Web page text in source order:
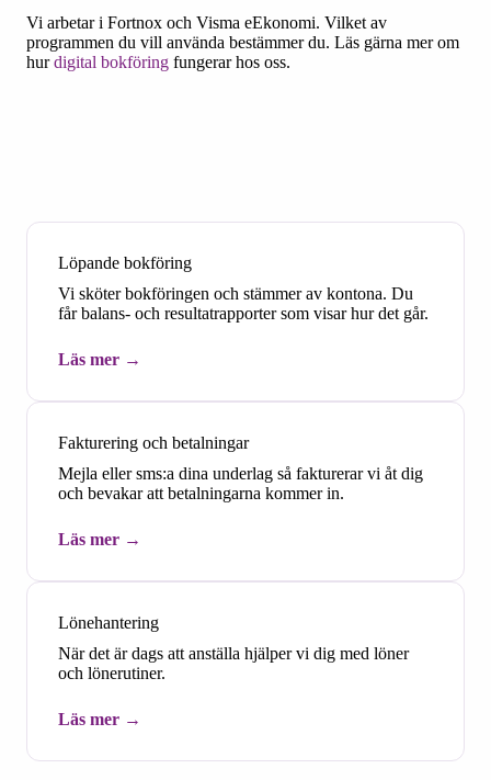
Vi arbetar i Fortnox och Visma eEkonomi. Vilket av
programmen du vill använda bestämmer du. Läs gärna mer om
hurdigital bokföring fungerar hos oss.
Löpande bokföring
Vi sköter bokföringen och stämmer av kontona. Du
får balans- och resultatrapporter som visar hur det går.
Läs mer
Fakturering och betalningar
Mejla eller sms:a dina underlag så fakturerar vi åt dig
och bevakar att betalningarna kommer in.
Läs mer
Lönehantering
När det är dags att anställa hjälper vi dig med löner
och lönerutiner.
Läs mer